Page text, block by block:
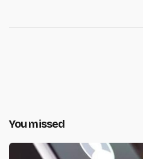
You missed